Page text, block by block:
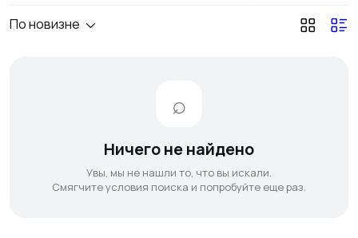
По новизне
Ничего не найдено
Увы, мы не нашли то, что вы искали.
Смягчите условия поиска и попробуйте еще раз.